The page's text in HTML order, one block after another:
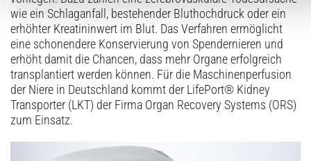
wie ein Schlaganfall, bestehender Bluthochdruck oder ein
erhöhter Kreatininwert im Blut. Das Verfahren ermöglicht
eine schonendere Konservierung von Spendernieren und
erhöht damit die Chancen, dass mehr Organe erfolgreich
transplantiert werden können. Für die ­Maschinenperfusion
der Niere in Deutschland kommt der LifePort® Kidney
Transporter (LKT) der Firma Organ Recovery Systems (ORS)
zum Einsatz.